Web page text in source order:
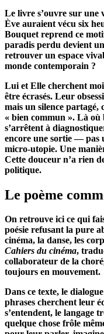
Le livre s’ouvre sur une
Ève auraient vécu six
Bouquet reprend ce
paradis perdu devient
retrouver un espace
monde contemporain ?
Lui et Elle cherchent
être écrasés. Leur
mais un silence partagé,
« bien commun ». Là où
s’arrêtent à
encore une sortie — pas
micro-utopie. Une
Cette douceur n’a rien
politique.
Le poème
On retrouve ici ce qui
poésie refusant la pure
cinéma, la danse, les
Cahiers du cinéma,
collaborateur de la
toujours en mouvement.
Dans ce texte, le
phrases cherchent leur
s’entendent, le langage
quelque chose frôle